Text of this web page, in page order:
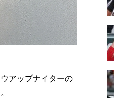
アップナイターの